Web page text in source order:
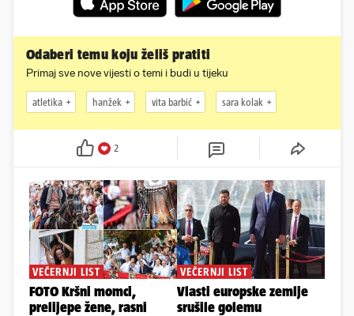
Odaberi temu koju želiš pratiti
Primaj sve nove vijesti o temi i budi u tijeku
atletika hanžek vita barbić sara kolak
2